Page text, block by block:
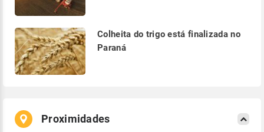
Colheita do trigo está finalizada no
Paraná
Proximidades